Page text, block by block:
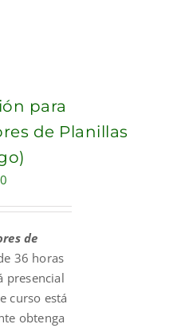
para
de Planillas
$108.00.
de
36 horas
presencial
curso está
obtenga